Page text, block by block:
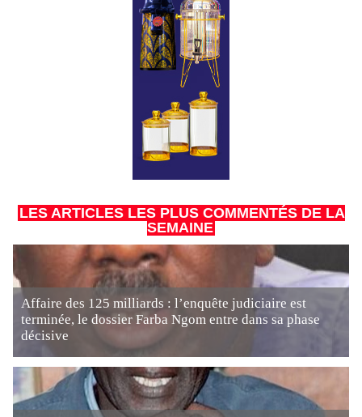
LES ARTICLES LES PLUS COMMENTÉS DE LA
SEMAINE
Affaire des 125 milliards : l’enquête judiciaire est
terminée, le dossier Farba Ngom entre dans sa phase
décisive